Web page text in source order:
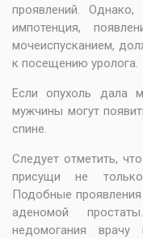
проявлений.
импотенция,
мочеиспусканием,
к посещению уролога.
Если опухоль дала
мужчины могут
спине.
Следует отметить,
присущи не только
Подобные
аденомой
недомогания